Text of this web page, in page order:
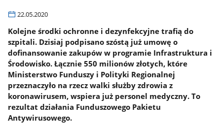
22.05.2020
Kolejne środki ochronne i dezynfekcyjne trafią do
szpitali. Dzisiaj podpisano szóstą już umowę o
dofinansowanie zakupów w programie Infrastruktura i
Środowisko. Łącznie 550 milionów złotych, które
Ministerstwo Funduszy i Polityki Regionalnej
przeznaczyło na rzecz walki służby zdrowia z
koronawirusem, wspiera już personel medyczny. To
rezultat działania Funduszowego Pakietu
Antywirusowego.